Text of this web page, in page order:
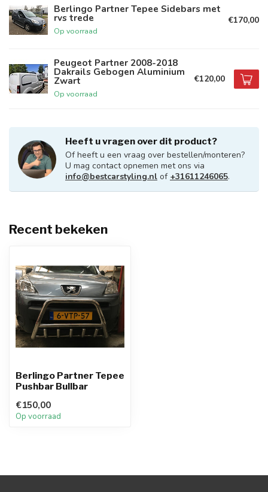
Berlingo Partner Tepee Sidebars met
rvs trede
Op voorraad
€170,00
Peugeot Partner 2008-2018
Dakrails Gebogen Aluminium
Zwart
Op voorraad
€120,00
Heeft u vragen over dit product?
Of heeft u een vraag over bestellen/monteren?
U mag contact opnemen met ons via
info@bestcarstyling.nl of +31611246065.
Recent bekeken
Berlingo Partner Tepee
Pushbar Bullbar
€150,00
Op voorraad